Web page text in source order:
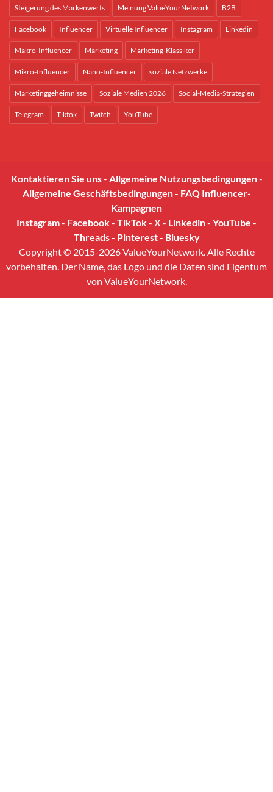
Steigerung des Markenwerts Meinung ValueYourNetwork B2B
Facebook Influencer Virtuelle Influencer Instagram Linkedin
Makro-Influencer Marketing Marketing-Klassiker
Mikro-Influencer Nano-Influencer soziale Netzwerke
Marketinggeheimnisse Soziale Medien 2026 Social-Media-Strategien
Telegram Tiktok Twitch YouTube
Kontaktieren Sie uns- Allgemeine Nutzungsbedingungen-
Allgemeine Geschäftsbedingungen- FAQ Influencer-
Kampagnen
Instagram- Facebook- TikTok- X- Linkedin- YouTube -
Threads- Pinterest- Bluesky
Copyright © 2015-2026 ValueYourNetwork. Alle Rechte
vorbehalten. Der Name, das Logo und die Daten sind Eigentum
von ValueYourNetwork.